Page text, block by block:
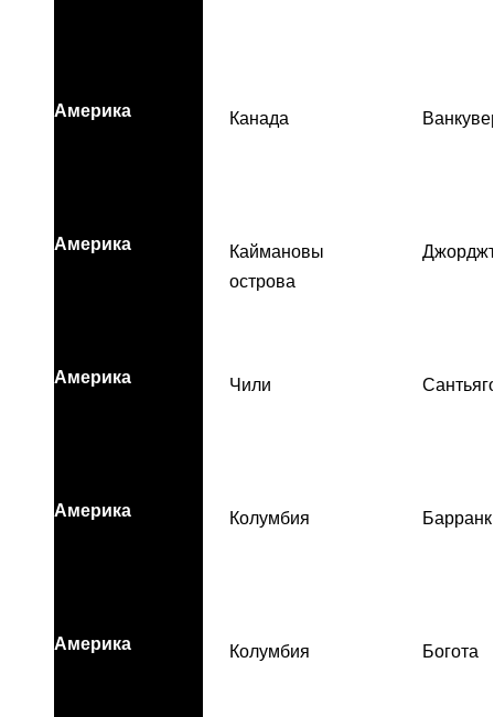
Америка Канада
Америка
Каймановы
острова
Америка Чили
Америка Колумбия
Америка Колумбия Богота